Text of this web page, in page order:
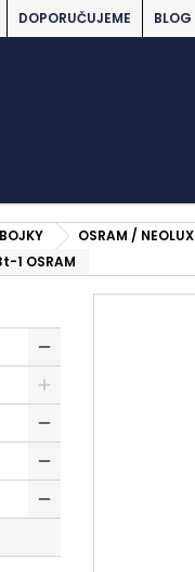
DOPORUČUJEME BLOG
OSRAM / NEOLUX
1 OSRAM